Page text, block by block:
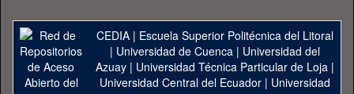
CEDIA| Escuela Superior Politécnica del Litoral
| Universidad de Cuenca| Universidad del
Azuay| Universidad Técnica Particular de Loja|
Universidad Central del Ecuador| Universidad